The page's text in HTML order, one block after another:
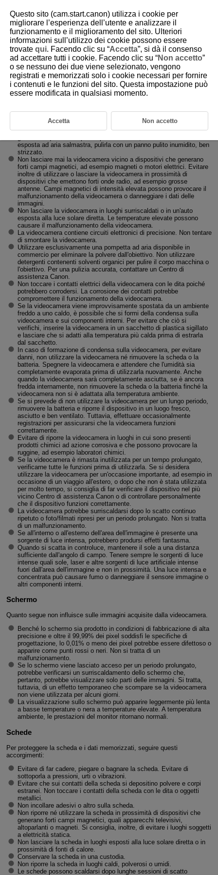
D292-011
Precauzioni per l'uso
Manutenzione della videocamera
utilizzata sott'acqua. Se la videocamera si bagna, contattare
immediatamente un centro di assistenza Canon. Togliere le eventuali
esposta ad aria salmastra, pulirla con un panno pulito inumidito, ben
strizzato.
Non lasciare mai la videocamera vicino a dispositivi che generano
forti campi magnetici, ad esempio magneti o motori elettrici. Evitare
inoltre di utilizzare o lasciare la videocamera in prossimità di
dispositivi che emettono forti onde radio, ad esempio grosse
antenne. Campi magnetici di intensità elevata possono provocare il
malfunzionamento della videocamera o danneggiare i dati delle
immagini.
Non lasciare la videocamera in luoghi surriscaldati o in un'auto
esposta alla luce solare diretta. Le temperature elevate possono
causare il malfunzionamento della videocamera.
La videocamera contiene circuiti elettronici di precisione. Non tentare
di smontare la videocamera.
Utilizzare esclusivamente una pompetta ad aria disponibile in
commercio per eliminare la polvere dall'obiettivo. Non utilizzare
detergenti contenenti solventi organici per pulire il corpo macchina o
l'obiettivo. Per una pulizia accurata, contattare un Centro di
assistenza Canon.
Non toccare i contatti elettrici della videocamera con le dita poiché
potrebbero corrodersi. La corrosione dei contatti potrebbe
compromettere il funzionamento della videocamera.
Se la videocamera viene improvvisamente spostata da un ambiente
freddo a uno caldo, è possibile che si formi della condensa sulla
videocamera e sui componenti interni. Per evitare che ciò si
verifichi, inserire la videocamera in un sacchetto di plastica sigillato
e lasciare che si adatti alla temperatura più calda prima di estrarla
dal sacchetto.
In caso di formazione di condensa sulla videocamera, per evitare
danni, non utilizzare la videocamera né rimuovere la scheda o la
batteria. Spegnere la videocamera e attendere che l'umidità sia
completamente evaporata prima di utilizzarla nuovamente. Anche
quando la videocamera sarà completamente asciutta, se è ancora
fredda internamente, non rimuovere la scheda o la batteria finché la
videocamera non si è adattata alla temperatura ambiente.
Se si prevede di non utilizzare la videocamera per un lungo periodo,
rimuovere la batteria e riporre il dispositivo in un luogo fresco,
asciutto e ben ventilato. Tuttavia, effettuare occasionalmente
registrazioni per assicurarsi che la videocamera funzioni
correttamente.
Evitare di riporre la videocamera in luoghi in cui sono presenti
prodotti chimici ad azione corrosiva e che possono provocare la
ruggine, ad esempio laboratori chimici.
Se la videocamera è rimasta inutilizzata per un tempo prolungato,
verificarne tutte le funzioni prima di utilizzarla. Se si desidera
utilizzare la videocamera per un'occasione importante, ad esempio in
occasione di un viaggio all'estero, o dopo che non è stata utilizzata
per molto tempo, si consiglia di far verificare il dispositivo nel più
vicino Centro di assistenza Canon o di controllare personalmente
che il dispositivo funzioni correttamente.
La videocamera potrebbe surriscaldarsi dopo lo scatto continuo
ripetuto o foto/filmati ripresi per un periodo prolungato. Non si tratta
di un malfunzionamento.
Se all'interno o all'esterno dell'area dell'immagine è presente una
sorgente di luce intensa, potrebbero prodursi effetti fantasma.
Quando si scatta in controluce, mantenere il sole a una distanza
sufficiente dall'angolo di campo. Tenere sempre le sorgenti di luce
intense quali sole, laser e altre sorgenti di luce artificiale intense
fuori dall'area dell'immagine e non in prossimità. Una luce intensa e
concentrata può causare fumo o danneggiare il sensore immagine o
altri componenti interni.
Schermo
Quanto segue non influisce sulle immagini acquisite dalla videocamera.
Benché lo schermo sia prodotto in condizioni di fabbricazione di alta
precisione e oltre il 99,99% dei pixel soddisfi le specifiche di
progettazione, lo 0,01% o meno dei pixel potrebbe essere difettoso o
apparire come punti rossi o neri. Non si tratta di un
malfunzionamento.
Se lo schermo viene lasciato acceso per un periodo prolungato,
potrebbe verificarsi un surriscaldamento dello schermo che,
pertanto, potrebbe visualizzare solo parti delle immagini. Si tratta,
tuttavia, di un effetto temporaneo che scompare se la videocamera
non viene utilizzata per alcuni giorni.
La visualizzazione sullo schermo può apparire leggermente più lenta
a basse temperature o nera a temperature elevate. A temperatura
ambiente, le prestazioni del monitor ritornano normali.
Schede
Per proteggere la scheda e i dati memorizzati, seguire questi
accorgimenti:
Evitare di far cadere, piegare o bagnare la scheda. Evitare di
sottoporla a pressioni, urti o vibrazioni.
Evitare che sui contatti della scheda si depositino polvere e corpi
estranei. Non toccare i contatti della scheda con le dita o oggetti
metallici.
Non incollare adesivi o altro sulla scheda.
Non riporre né utilizzare la scheda in prossimità di dispositivi che
generano forti campi magnetici, quali apparecchi televisivi,
altoparlanti o magneti. Si consiglia, inoltre, di evitare i luoghi soggetti
a elettricità statica.
Non lasciare la scheda in luoghi esposti alla luce solare diretta o in
prossimità di fonti di calore.
Conservare la scheda in una custodia.
Non riporre la scheda in luoghi caldi, polverosi o umidi.
Le schede possono scaldarsi dopo lunghe sessioni di scatto
Questo sito (cam.start.canon) utilizza i cookie per
migliorare l’esperienza dell’utente e analizzare il
funzionamento e il miglioramento del sito. Ulteriori
informazioni sull’utilizzo dei cookie possono essere
trovate qui. Facendo clic su “Accetta”, si dà il consenso
ad accettare tutti i cookie. Facendo clic su “Non accetto”
o se nessuno dei due viene selezionato, vengono
registrati e memorizzati solo i cookie necessari per fornire
i contenuti e le funzioni del sito. Questa impostazione può
essere modificata in qualsiasi momento.
Accetta Non accetto